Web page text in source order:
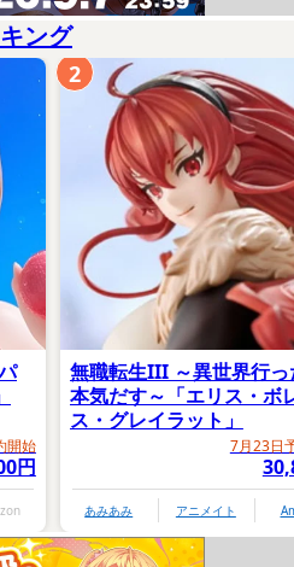
ング
開始
円
無職転生III ～異世界行っ
本気だす～「エリス・ボ
ス・グレイラット」
7月23日
あみあみ アニメイト
2